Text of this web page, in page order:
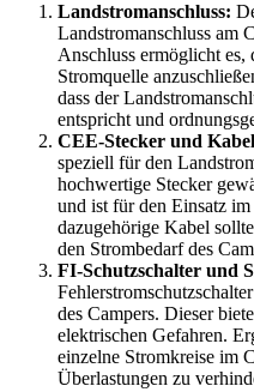
Landstromanschluss:
Landstromanschluss am
Anschluss ermöglicht es,
Stromquelle
dass der
entspricht und
CEE-Stecker und
speziell für den
hochwertige Stecker
und ist für den Einsatz
dazugehörige Kabel
den Strombedarf des
FI-Schutzschalter und
des Campers. Dieser
elektrischen Gefahren.
einzelne Stromkreise im
Überlastungen zu